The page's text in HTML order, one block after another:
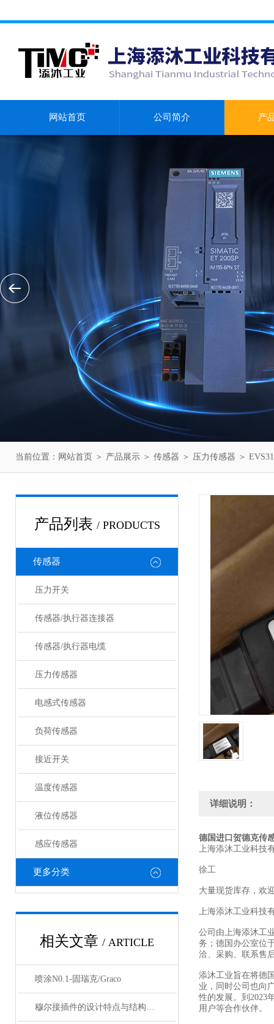
网站首页 公司简介 产
当前位置： 网站首页 ＞ 产品展示 ＞ 传感器 ＞ 压力传感器 ＞
产品列表 / PRODUCTS
传感器
压力开关
传感器/执行器连接器
传感器/执行器电缆
压力传感器
电感式传感器
负荷传感器
接近开关
温度传感器
液位传感器
感应传感器
更多分类
相关文章 / ARTICLE
喷涂N0.1-固瑞克/Graco
穆尔接插件的设计特点与结构优化
详细说明：
德国进口贺德克传
上海添沐工业科技
徐工
大量现货库存，欢
上海添沐工业科技
公司由上海添沐工
务；德国办公室位
洽、采购、联系售
添沐工业旨在将德
业，同时公司也向
性的发展。到2023
用户等合作伙伴。